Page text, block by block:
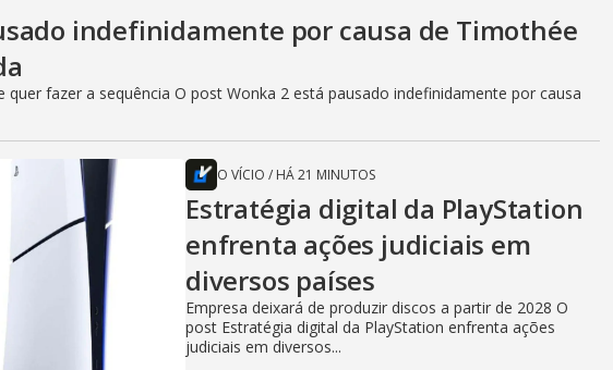
indefinidamente por causa de Timothée
fazer a sequência O post Wonka 2 está pausado indefinidamente por causa
O VÍCIO / HÁ 21 MINUTOS
Estratégia digital da PlayStation
enfrenta ações judiciais em
diversos países
Empresa deixará de produzir discos a partir de 2028 O
post Estratégia digital da PlayStation enfrenta ações
judiciais em diversos...